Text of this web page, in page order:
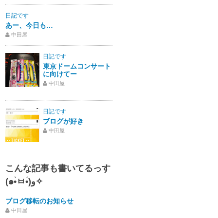
日記です
あー、今日も…
中田屋
日記です
東京ドームコンサート
に向けてー
中田屋
日記です
ブログが好き
中田屋
こんな記事も書いてるっす
(๑•̀ㅂ•́)و✧
ブログ移転のお知らせ
中田屋